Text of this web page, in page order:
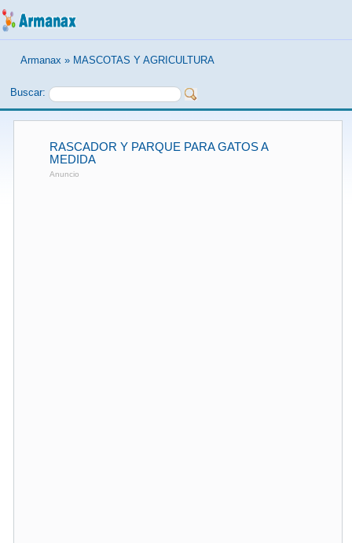
Armanax » MASCOTAS Y AGRICULTURA
Buscar:
RASCADOR Y PARQUE PARA GATOS A
MEDIDA
Anuncio